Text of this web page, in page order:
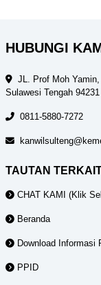
HUBUNGI
JL. Prof Moh
Sulawesi Tengah 94231
0811-5880-7272
TAUTAN
CHAT KAMI (Klik
Beranda
Download Informasi
PPID